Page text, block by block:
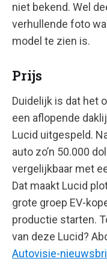
niet bekend. Wel
verhullende foto
model te zien is.
Prijs
Duidelijk is dat het
een aflopende
Lucid uitgespeld.
auto zo’n 50.000
vergelijkbaar met
Dat maakt Lucid
grote groep EV-
productie starten.
van deze Lucid?
Autovisie-